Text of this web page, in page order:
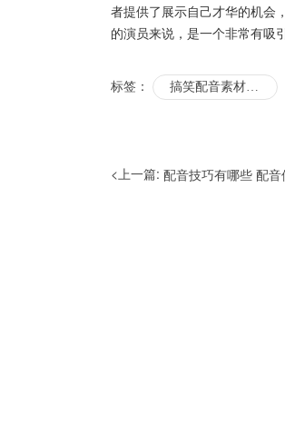
者提供了展示自己才华的机会
的演员来说，是一个非常有吸
标签：
<上一篇: